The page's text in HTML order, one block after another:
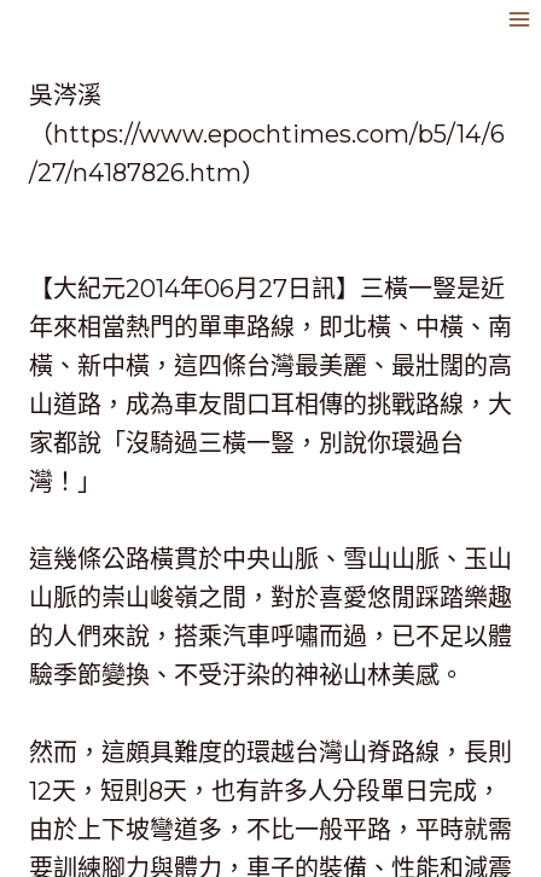
吳涔溪
（https://www.epochtimes.com/b5/14/6
/27/n4187826.htm）
【大紀元2014年06月27日訊】三橫一豎是近
年來相當熱門的單車路線，即北橫、中橫、南
橫、新中橫，這四條台灣最美麗、最壯闊的高
山道路，成為車友間口耳相傳的挑戰路線，大
家都說「沒騎過三橫一豎，別說你環過台
灣！」
這幾條公路橫貫於中央山脈、雪山山脈、玉山
山脈的崇山峻嶺之間，對於喜愛悠閒踩踏樂趣
的人們來說，搭乘汽車呼嘯而過，已不足以體
驗季節變換、不受汙染的神祕山林美感。
然而，這頗具難度的環越台灣山脊路線，長則
12天，短則8天，也有許多人分段單日完成，
由於上下坡彎道多，不比一般平路，平時就需
要訓練腳力與體力，車子的裝備、性能和減震